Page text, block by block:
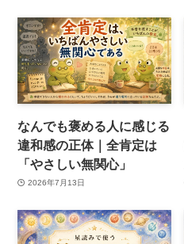
なんでも褒める人に感じる
違和感の正体｜全肯定は
「やさしい無関心」
2026年7月13日